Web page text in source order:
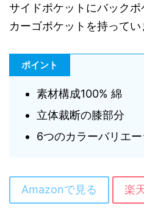
サイドポケットにバック
カーゴポケットを持ってい
ポイント
素材構成100% 綿
立体裁断の膝部分
6つのカラーバリエ
Amazonで見る 楽